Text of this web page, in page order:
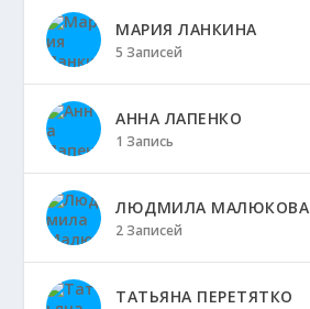
МАРИЯ ЛАНКИНА
5 Записей
АННА ЛАПЕНКО
1 Запись
ЛЮДМИЛА МАЛЮКОВА
2 Записей
ТАТЬЯНА ПЕРЕТЯТКО